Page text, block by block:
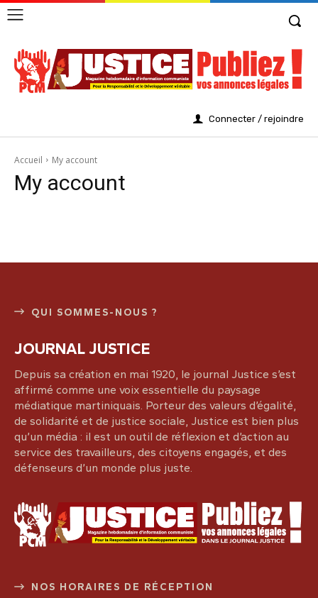
Connecter / rejoindre
Accueil My account
My account
QUI SOMMES-NOUS ?
JOURNAL JUSTICE
Depuis sa création en mai 1920, le journal Justice s’est
affirmé comme une voix essentielle du paysage
médiatique martiniquais. Porteur des valeurs d’égalité,
de solidarité et de justice sociale, Justice est bien plus
qu’un média : il est un outil de réflexion et d’action au
service des travailleurs, des citoyens engagés, et des
défenseurs d’un monde plus juste.
NOS HORAIRES DE RÉCEPTION